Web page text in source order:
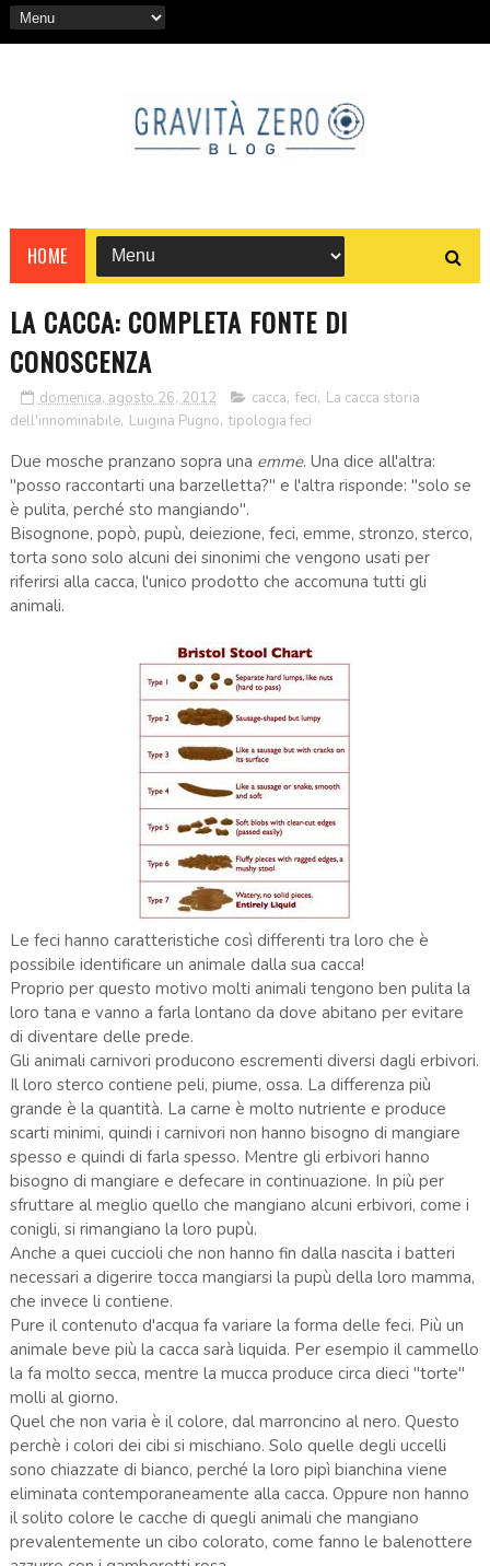
HOME
LA CACCA: COMPLETA FONTE DI
CONOSCENZA
domenica, agosto 26, 2012 cacca, feci, La cacca storia
dell'innominabile, Luigina Pugno, tipologia feci
Due mosche pranzano sopra una emme. Una dice all'altra:
"posso raccontarti una barzelletta?" e l'altra risponde: "solo se
è pulita, perché sto mangiando".
Bisognone, popò, pupù, deiezione, feci, emme, stronzo, sterco,
torta sono solo alcuni dei sinonimi che vengono usati per
riferirsi alla cacca, l'unico prodotto che accomuna tutti gli
animali.
Le feci hanno caratteristiche così differenti tra loro che è
possibile identificare un animale dalla sua cacca!
Proprio per questo motivo molti animali tengono ben pulita la
loro tana e vanno a farla lontano da dove abitano per evitare
di diventare delle prede.
Gli animali carnivori producono escrementi diversi dagli erbivori.
Il loro sterco contiene peli, piume, ossa. La differenza più
grande è la quantità. La carne è molto nutriente e produce
scarti minimi, quindi i carnivori non hanno bisogno di mangiare
spesso e quindi di farla spesso. Mentre gli erbivori hanno
bisogno di mangiare e defecare in continuazione. In più per
sfruttare al meglio quello che mangiano alcuni erbivori, come i
conigli, si rimangiano la loro pupù.
Anche a quei cuccioli che non hanno fin dalla nascita i batteri
necessari a digerire tocca mangiarsi la pupù della loro mamma,
che invece li contiene.
Pure il contenuto d'acqua fa variare la forma delle feci. Più un
animale beve più la cacca sarà liquida. Per esempio il cammello
la fa molto secca, mentre la mucca produce circa dieci "torte"
molli al giorno.
Quel che non varia è il colore, dal marroncino al nero. Questo
perchè i colori dei cibi si mischiano. Solo quelle degli uccelli
sono chiazzate di bianco, perché la loro pipì bianchina viene
eliminata contemporaneamente alla cacca. Oppure non hanno
il solito colore le cacche di quegli animali che mangiano
prevalentemente un cibo colorato, come fanno le balenottere